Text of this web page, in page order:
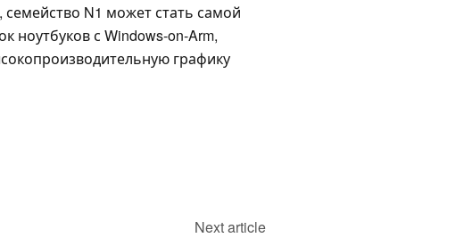
N1 может стать самой
с Windows-on-Arm,
графику
Next article